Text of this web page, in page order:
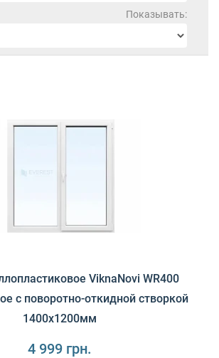
Показывать:
ViknaNovi WR400
с поворотно-откидной створкой
1400х1200мм
4 999 грн.